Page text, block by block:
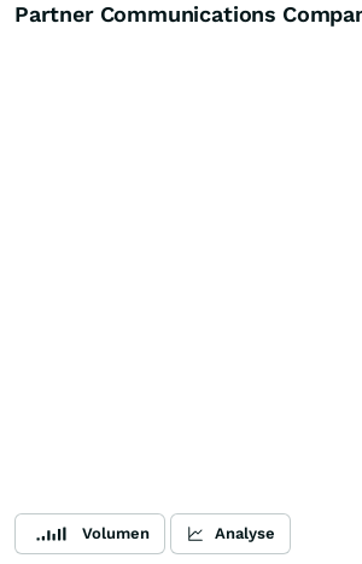
Partner Communications
Volumen Analyse